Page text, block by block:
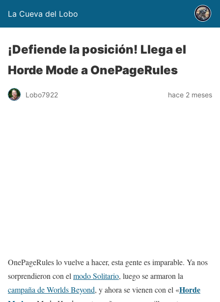
La Cueva del Lobo
¡Defiende la posición! Llega el
Horde Mode a OnePageRules
Lobo7922 hace 2 meses
OnePageRules lo vuelve a hacer, esta gente es imparable. Ya nos
sorprendieron con el modo Solitario, luego se armaron la
campaña de Worlds Beyond, y ahora se vienen con el «Horde